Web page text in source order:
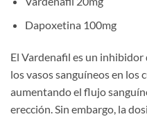
Dapoxetina 100mg
El Vardenafil es un inhibidor
los vasos sanguíneos en los
aumentando el flujo
erección. Sin embargo, la